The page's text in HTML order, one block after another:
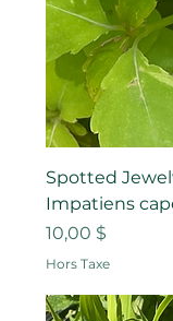
Spotted
Impatiens
Prix
10,00 $
Hors Taxe